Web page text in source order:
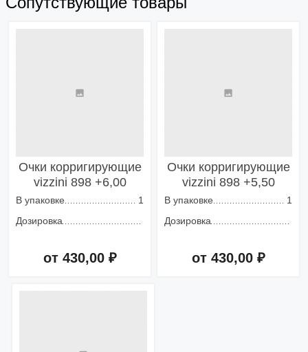
Очки корригирующие
vizzini 898 +6,00
В упаковке
1
Дозировка
от 430,00 ₽
Очки корригирующие
vizzini 898 +5,50
В упаковке
1
Дозировка
от 430,00 ₽